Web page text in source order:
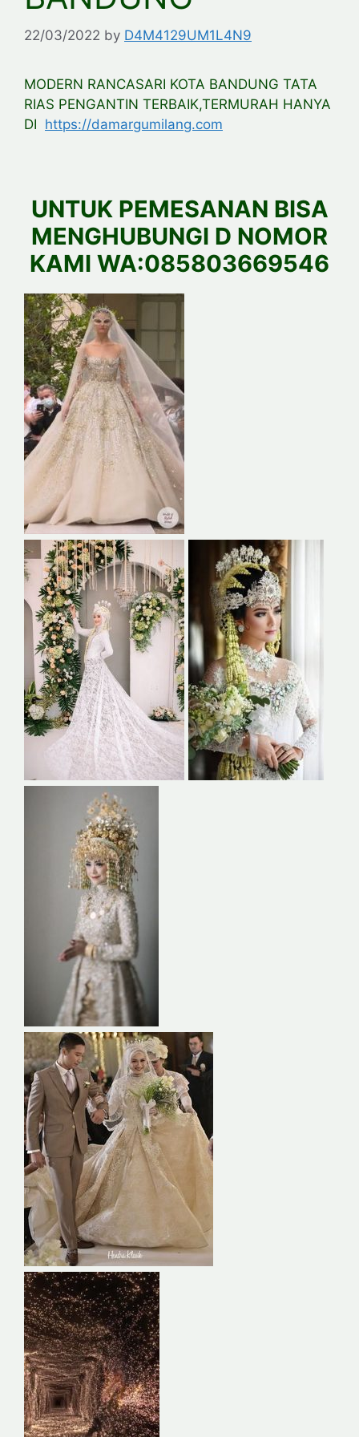
22/03/2022 by D4M4129UM1L4N9
MODERN RANCASARI KOTA BANDUNG TATA
RIAS PENGANTIN TERBAIK,TERMURAH HANYA
DI https://damargumilang.com
UNTUK PEMESANAN BISA
MENGHUBUNGI D NOMOR
KAMI WA:085803669546